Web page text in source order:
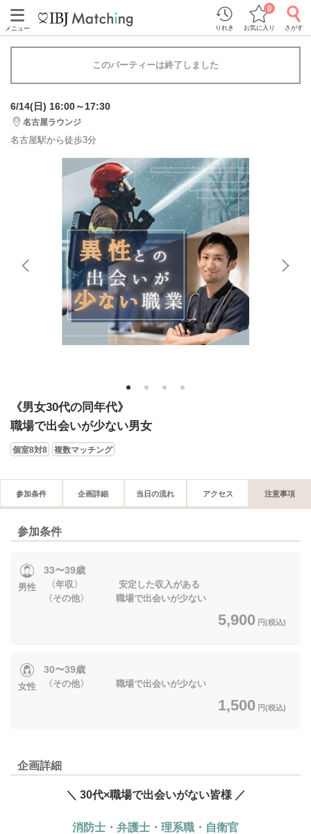
メニュー りれき お気に入り
0
さがす
このパーティーは終了しました
6/14(日) 16:00～17:30
名古屋ラウンジ
名古屋駅から徒歩3分
1 2 3 4
《男女30代の同年代》
職場で出会いが少ない男女
個室8対8 複数マッチング
参加条件 企画詳細 当日の流れ アクセス 注意事項
参加条件
男性
33〜39歳
〈年収〉 安定した収入がある
〈その他〉 職場で出会いが少ない
5,900 円(税込)
女性
30〜39歳
〈その他〉 職場で出会いが少ない
1,500 円(税込)
企画詳細
＼ 30代×職場で出会いがない皆様 ／
消防士・弁護士・理系職・自衛官